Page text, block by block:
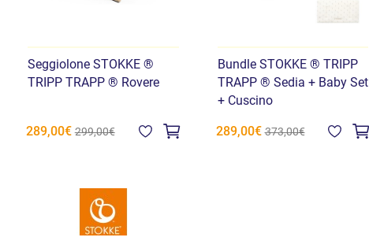
Seggiolone STOKKE ®
TRIPP TRAPP ® Rovere
289,00€ 299,00€
Bundle STOKKE ® TRIPP
TRAPP ® Sedia + Baby Set
+ Cuscino
289,00€ 373,00€